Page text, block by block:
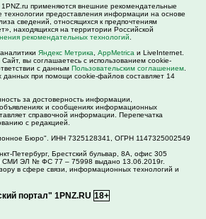
применяются внешние рекомендательные
предоставления информации на основе
сведений, относящихся к предпочтениям
находящихся на территории Российской
рекомендательных технологий
Яндекс Метрика AppMetrica и LiveInternet.
вы соглашаетесь с использованием cookie-
с данным Пользовательским соглашением
данных при помощи cookie-файлов составляет 14
за достоверность информации,
и сообщениях информационных
справочной информации. Перепечатка
с редакцией.
Бюро". ИНН 7325128341, ОГРН 1147325002549
Петербург, Брестский бульвар, 8А, офис 305
СМИ ЭЛ № ФС 77 – 75998 выдано 13.06.2019г.
в сфере связи, информационных технологий и
портал" 1PNZ.RU 18+